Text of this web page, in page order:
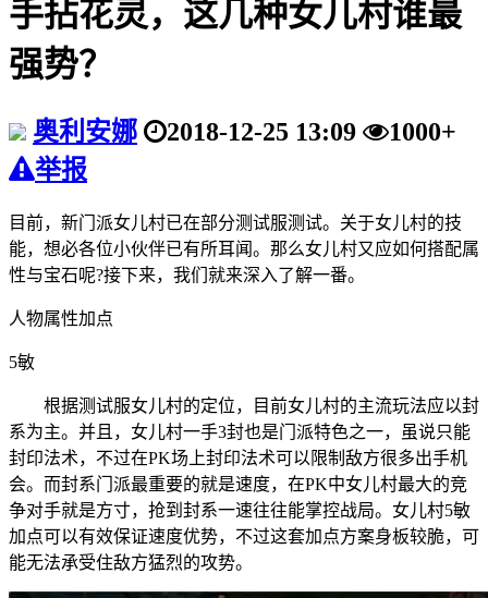
手拈花灵，这几种女儿村谁最
强势？
奥利安娜 2018-12-25 13:09
1000+
举报
目前，新门派女儿村已在部分测试服测试。关于女儿村的技
能，想必各位小伙伴已有所耳闻。那么女儿村又应如何搭配属
性与宝石呢?接下来，我们就来深入了解一番。
人物属性加点
5敏
根据测试服女儿村的定位，目前女儿村的主流玩法应以封
系为主。并且，女儿村一手3封也是门派特色之一，虽说只能
封印法术，不过在PK场上封印法术可以限制敌方很多出手机
会。而封系门派最重要的就是速度，在PK中女儿村最大的竞
争对手就是方寸，抢到封系一速往往能掌控战局。女儿村5敏
加点可以有效保证速度优势，不过这套加点方案身板较脆，可
能无法承受住敌方猛烈的攻势。